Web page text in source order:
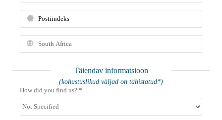
Täiendav informatsioon
(kohustuslikud väljad on tähistatud*)
How did you find us? *